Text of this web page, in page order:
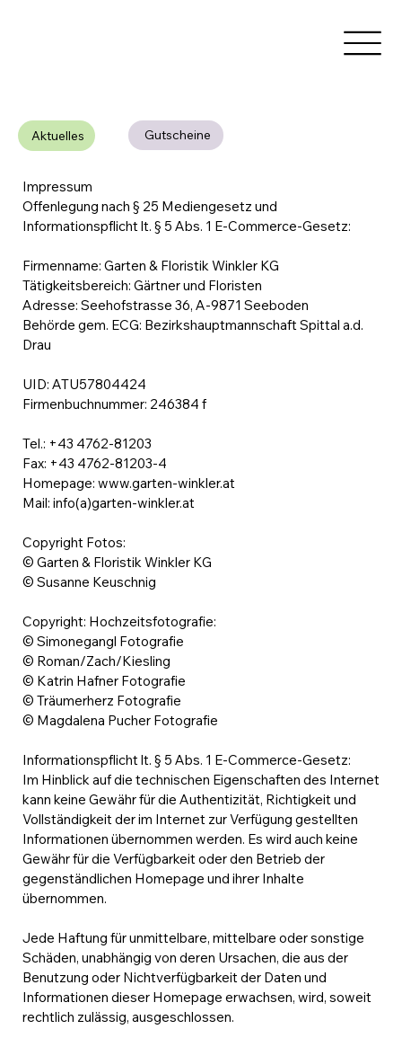
Aktuelles Gutscheine
Impressum
Offenlegung nach § 25 Mediengesetz und
Informationspflicht lt. § 5 Abs. 1 E-Commerce-Gesetz:
Firmenname: Garten & Floristik Winkler KG
Tätigkeitsbereich: Gärtner und Floristen
Adresse: Seehofstrasse 36, A-9871 Seeboden
Behörde gem. ECG: Bezirkshauptmannschaft Spittal a.d.
Drau
UID: ATU57804424
Firmenbuchnummer: 246384 f
Tel.: +43 4762-81203
Fax: +43 4762-81203-4
Homepage:www.garten-winkler.at
Mail: info(a)garten-winkler.at
Copyright Fotos:
© Garten & Floristik Winkler KG
© Susanne Keuschnig
Copyright: Hochzeitsfotografie:
© Simonegangl Fotografie
© Roman/Zach/Kiesling
© Katrin Hafner Fotografie
© Träumerherz Fotografie
© Magdalena Pucher Fotografie
Informationspflicht lt. § 5 Abs. 1 E-Commerce-Gesetz:
Im Hinblick auf die technischen Eigenschaften des Internet
kann keine Gewähr für die Authentizität, Richtigkeit und
Vollständigkeit der im Internet zur Verfügung gestellten
Informationen übernommen werden. Es wird auch keine
Gewähr für die Verfügbarkeit oder den Betrieb der
gegenständlichen Homepage und ihrer Inhalte
übernommen.
Jede Haftung für unmittelbare, mittelbare oder sonstige
Schäden, unabhängig von deren Ursachen, die aus der
Benutzung oder Nichtverfügbarkeit der Daten und
Informationen dieser Homepage erwachsen, wird, soweit
rechtlich zulässig, ausgeschlossen.